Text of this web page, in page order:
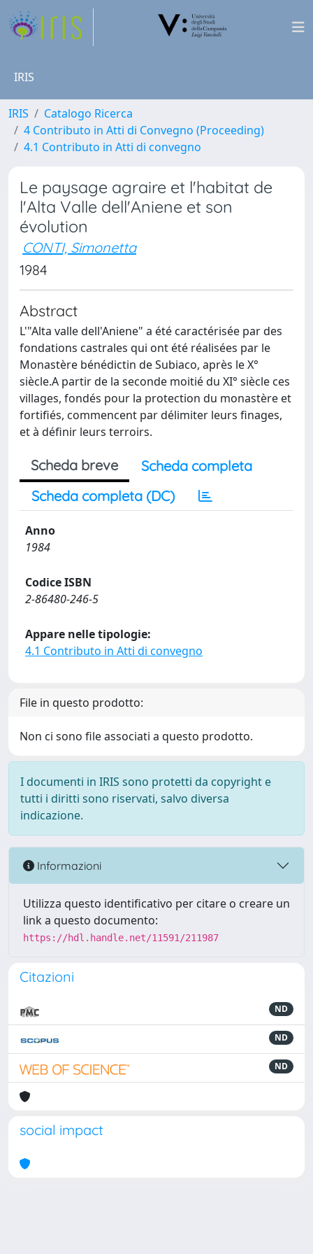
IRIS
IRIS
Catalogo Ricerca
4 Contributo in Atti di Convegno (Proceeding)
4.1 Contributo in Atti di convegno
Le paysage agraire et l'habitat de
l'Alta Valle dell'Aniene et son
évolution
CONTI, Simonetta
1984
Abstract
L'"Alta valle dell'Aniene" a été caractérisée par des
fondations castrales qui ont été réalisées par le
Monastère bénédictin de Subiaco, après le X°
siècle.A partir de la seconde moitié du XI° siècle ces
villages, fondés pour la protection du monastère et
fortifiés, commencent par délimiter leurs finages,
et à définir leurs terroirs.
Scheda breve
Scheda completa
Scheda completa (DC)
Anno
1984
Codice ISBN
2-86480-246-5
Appare nelle tipologie:
4.1 Contributo in Atti di convegno
File in questo prodotto:
Non ci sono file associati a questo prodotto.
I documenti in IRIS sono protetti da copyright e
tutti i diritti sono riservati, salvo diversa
indicazione.
Informazioni
Utilizza questo identificativo per citare o creare un
link a questo documento:
https://hdl.handle.net/11591/211987
Citazioni
ND
ND
ND
social impact